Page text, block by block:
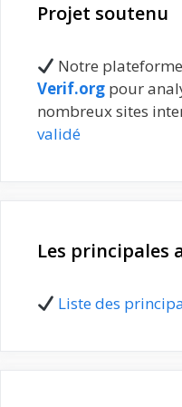
Projet soutenu
Notre
Verif.org pour
nombreux sites
validé
Les principales
Liste des